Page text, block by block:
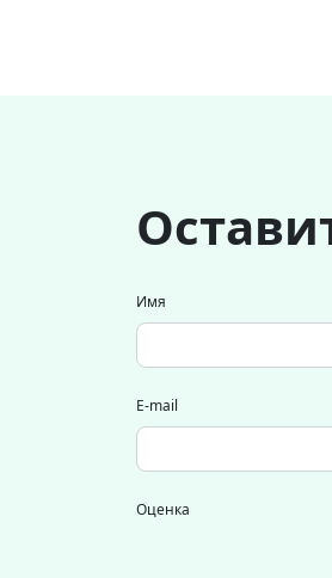
Имя
E-mail
Оценка